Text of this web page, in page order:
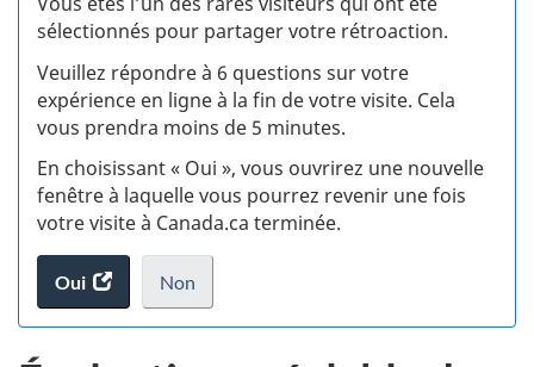
sélectionnés pour partager votre rétroaction.
Veuillez répondre à 6 questions sur votre
expérience en ligne à la fin de votre visite. Cela
vous prendra moins de 5 minutes.
En choisissant « Oui », vous ouvrirez une nouvelle
fenêtre à laquelle vous pourrez revenir une fois
votre visite à Canada.ca terminée.
Oui
accéder
au
Non
je
.